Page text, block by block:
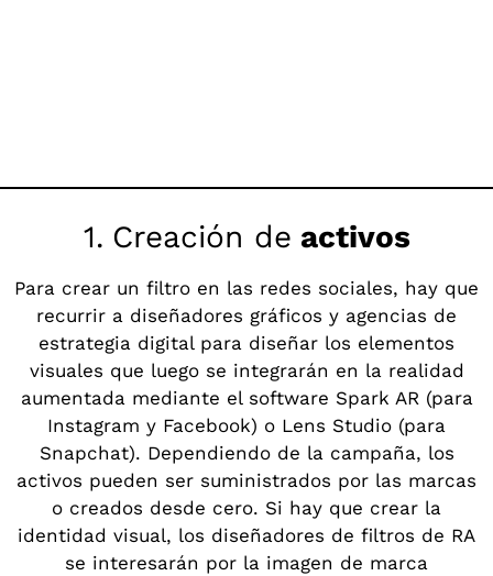
1. Creación de activos
Para crear un filtro en las redes sociales, hay que
recurrir a diseñadores gráficos y agencias de
estrategia digital para diseñar los elementos
visuales que luego se integrarán en la realidad
aumentada mediante el software Spark AR (para
Instagram y Facebook) o Lens Studio (para
Snapchat). Dependiendo de la campaña, los
activos pueden ser suministrados por las marcas
o creados desde cero. Si hay que crear la
identidad visual, los diseñadores de filtros de RA
se interesarán por la imagen de marca